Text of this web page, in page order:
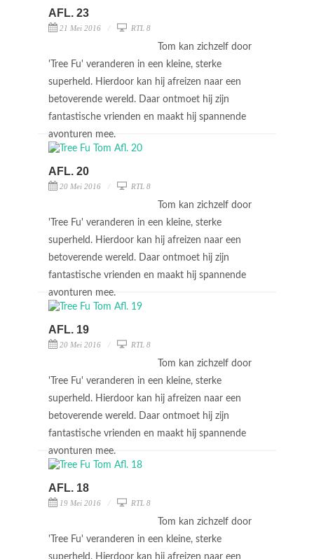
AFL. 23
21 Mei 2016 RTL 8
Tom kan zichzelf door
'Tree Fu' veranderen in een kleine, sterke
superheld. Hierdoor kan hij afreizen naar een
betoverende wereld. Daar ontmoet hij zijn
fantastische vrienden en maakt hij spannende
avonturen mee.
AFL. 20
20 Mei 2016 RTL 8
Tom kan zichzelf door
'Tree Fu' veranderen in een kleine, sterke
superheld. Hierdoor kan hij afreizen naar een
betoverende wereld. Daar ontmoet hij zijn
fantastische vrienden en maakt hij spannende
avonturen mee.
AFL. 19
20 Mei 2016 RTL 8
Tom kan zichzelf door
'Tree Fu' veranderen in een kleine, sterke
superheld. Hierdoor kan hij afreizen naar een
betoverende wereld. Daar ontmoet hij zijn
fantastische vrienden en maakt hij spannende
avonturen mee.
AFL. 18
19 Mei 2016 RTL 8
Tom kan zichzelf door
'Tree Fu' veranderen in een kleine, sterke
superheld. Hierdoor kan hij afreizen naar een